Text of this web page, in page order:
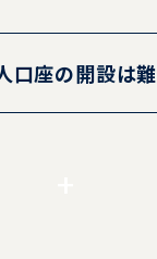
座の開設は